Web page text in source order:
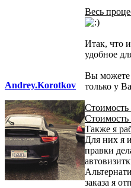
Andrey.Korotkov
Весь
Итак, что
удобное
Вы можете
только у
Стоимость
Стоимость
Также я
Для них я
правки
заказа я